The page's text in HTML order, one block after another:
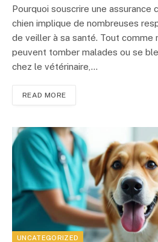
Pourquoi souscrire une assurance
chien implique de nombreuses
de veiller à sa santé. Tout comme
peuvent tomber malades ou se
chez le vétérinaire,…
READ MORE
UNCATEGORIZED